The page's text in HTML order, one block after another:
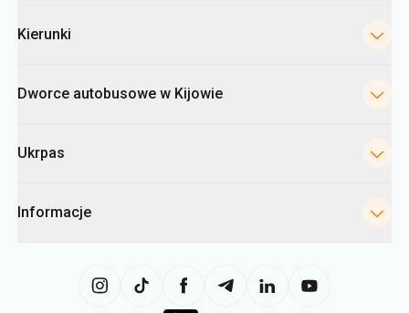
Kierunki
Dworce autobusowe w Kijowie
Ukrpas
Informacje